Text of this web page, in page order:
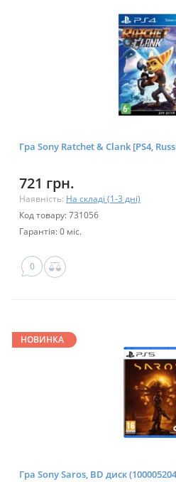
Гра Sony Ratchet & Clank [PS4,
721 грн.
Наявність: На складі (1-3 дні)
Код товару: 731056
Гарантія: 0 міс.
0
НОВИНКА
Гра Sony Saros, BD диск